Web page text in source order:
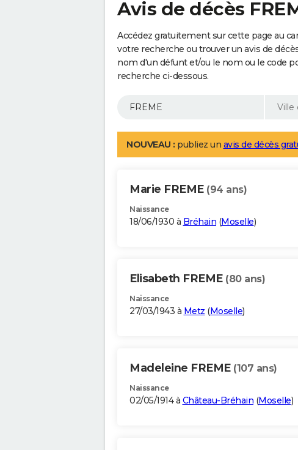
Avis de décès
Accédez gratuitement sur cette page au
votre recherche ou trouver un avis de
nom d'un défunt et/ou le nom ou le code
recherche ci-dessous.
NOUVEAU : publiez un avis de décès
Marie FREME (94 ans)
Naissance
18/06/1930 à Bréhain (Moselle)
Elisabeth FREME (80 ans)
Naissance
27/03/1943 à Metz (Moselle)
Madeleine FREME (107 ans)
Naissance
02/05/1914 à Château-Bréhain (Moselle)